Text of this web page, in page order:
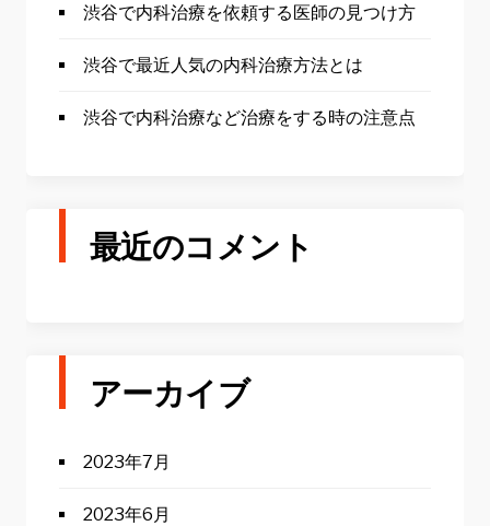
渋谷で内科治療を依頼する医師の見つけ方
渋谷で最近人気の内科治療方法とは
渋谷で内科治療など治療をする時の注意点
最近のコメント
アーカイブ
2023年7月
2023年6月